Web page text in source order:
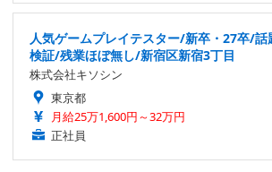
人気ゲームプレイテスター/新卒・27卒/
検証/残業ほぼ無し/新宿区新宿3丁目
株式会社キソシン
東京都
月給25万1,600円～32万円
正社員